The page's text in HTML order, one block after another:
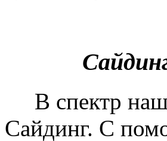
В спектр
Сайдинг. С